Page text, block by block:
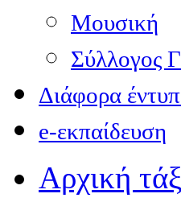
Μουσική
Σύλλογος
Διάφορα
e-εκπαίδευση
Αρχική